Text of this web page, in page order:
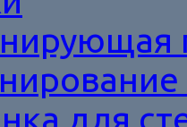
для